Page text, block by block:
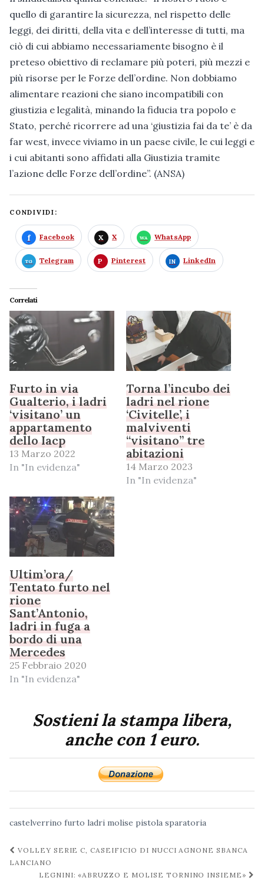
quello di garantire la sicurezza, nel rispetto delle
leggi, dei diritti, della vita e dell’interesse di tutti, ma
ciò di cui abbiamo necessariamente bisogno è il
preteso obiettivo di reclamare più poteri, più mezzi e
più risorse per le Forze dell’ordine. Non dobbiamo
alimentare reazioni che siano incompatibili con
giustizia e legalità, minando la fiducia tra popolo e
Stato, perché ricorrere ad una ‘giustizia fai da te’ è da
far west, invece viviamo in un paese civile, le cui leggi e
i cui abitanti sono affidati alla Giustizia tramite
l’azione delle Forze dell’ordine”. (ANSA)
CONDIVIDI:
Facebook X WhatsApp
Telegram Pinterest LinkedIn
Correlati
Furto in via
Gualterio, i ladri
‘visitano’ un
appartamento
dello Iacp
13 Marzo 2022
In "In evidenza"
Torna l’incubo dei
ladri nel rione
‘Civitelle’, i
malviventi
“visitano” tre
abitazioni
14 Marzo 2023
In "In evidenza"
Ultim’ora/
Tentato furto nel
rione
Sant’Antonio,
ladri in fuga a
bordo di una
Mercedes
25 Febbraio 2020
In "In evidenza"
Sostieni la stampa libera,
anche con 1 euro.
castelverrino furto ladri molise pistola sparatoria
Navigazione
post
VOLLEY SERIE C, CASEIFICIO DI NUCCI AGNONE SBANCA
LANCIANO
LEGNINI: «ABRUZZO E MOLISE TORNINO INSIEME»